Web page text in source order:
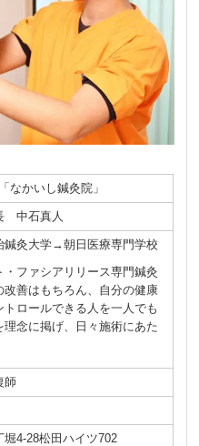
なかいし鍼灸院」
中石真人
灸大学→朝日医療専門学校
・ファシアリリース専門鍼灸
改善はもちろん、自分の健康
トロールできる人を一人でも
理念に掲げ、日々施術にあた
師
堀4-28松田ハイツ702